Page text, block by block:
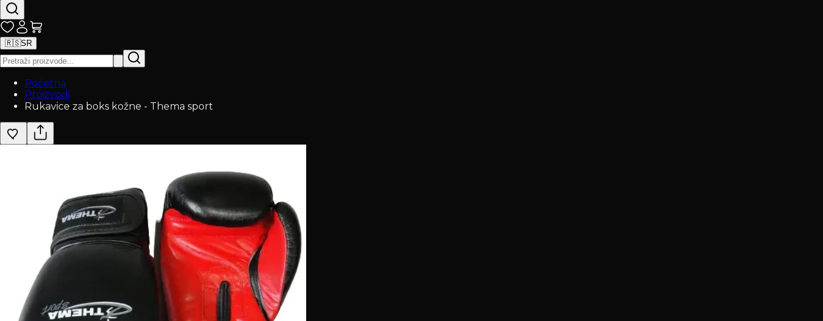
🇷🇸SR
Početna
Proizvodi
Rukavice za boks kožne - Thema sport